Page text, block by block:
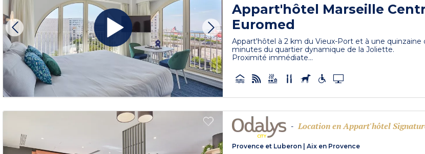
Appart'hôtel Marseille
Euromed
Appart'hôtel à 2 km du Vieux-Port et à une quinzaine
minutes du quartier dynamique de la Joliette.
Proximité immédiate...
- Location en Appart'hôtel
Provence et Luberon |Aix en Provence